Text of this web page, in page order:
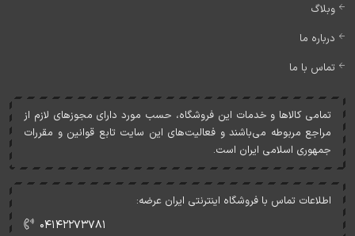
وبلاگ
درباره ما
تماس با ما
تمامی کالاها و خدمات اين فروشگاه، حسب مورد دارای مجوزهای لازم از
مراجع مربوطه می‌باشند و فعاليت‌های اين سايت تابع قوانين و مقررات
جمهوری اسلامی ايران است.
اطلاعات تماس با فروشگاه اینترنتی ایران عرضه:
۰۴۱۴۲۲۷۳۷۸۱